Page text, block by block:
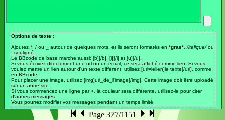
Options de texte :
Ajoutez *, / ou _ autour de quelques mots, et ils seront formatés en *gras*,/italique/ou
_souligné_ .
Le BBcode de base marche aussi: [b][/b], [i][/i] et [u][/u].
Si vous écrivez directement une url ou un email, ce sera affiché comme lien. Si vous
voulez mettre un lien autour d'un texte différent, utilisez [url=lelien]le texte[/url], comme
en BBcode.
Pour placer une image, utilisez [img]url_de_l'image[/img]. Cette image doit être uploadé
sur un autre site.
Si vous commencez une ligne par >, la couleur sera différente, utilisez-le pour citer
d'autres messages.
Vous pourrez modifier vos messages pendant un temps limité.
Page 377/1151